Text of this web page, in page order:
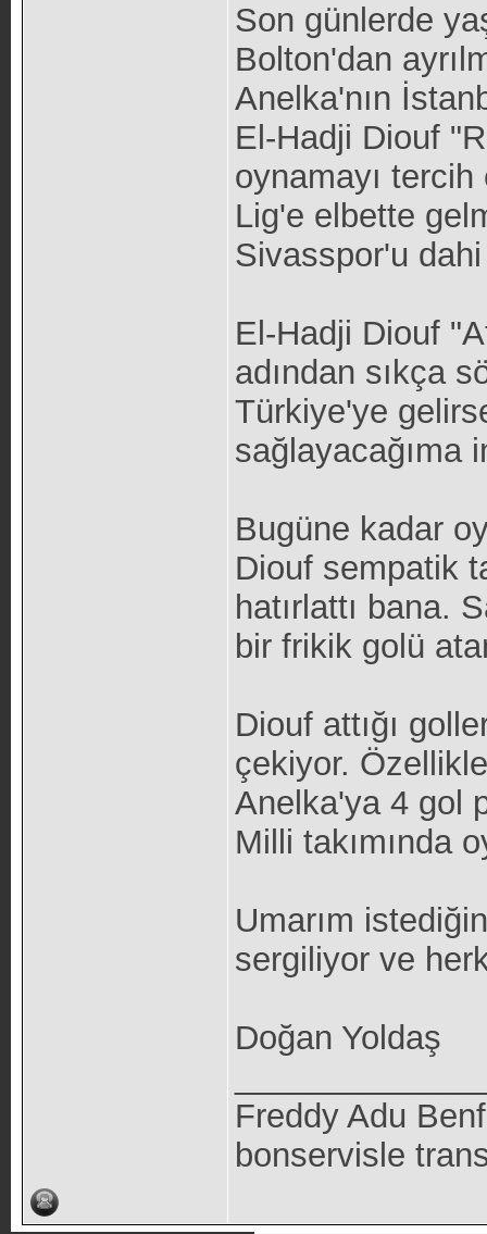
Son günlerde
Bolton'dan
Anelka'nın
El-Hadji Diouf
oynamayı
Lig'e elbette
Sivasspor'u
El-Hadji Diouf
adından sıkça
Türkiye'ye
sağlayacağıma
Bugüne kadar
Diouf sempatik
hatırlattı bana.
bir frikik golü
Diouf attığı
çekiyor.
Anelka'ya 4 gol
Milli takımında
Umarım
sergiliyor ve
Doğan Yoldaş
Freddy Adu
bonservisle